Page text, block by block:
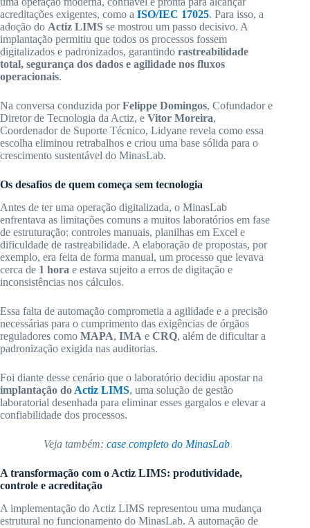
acreditações exigentes, como a ISO/IEC 17025. Para isso, a
adoção do Actiz LIMS se mostrou um passo decisivo. A
implantação permitiu que todos os processos fossem
digitalizados e padronizados, garantindo rastreabilidade
total, segurança dos dados e agilidade nos fluxos
operacionais.
Na conversa conduzida porFelippe Domingos, Cofundador e
Diretor de Tecnologia da Actiz, e Vitor Moreira,
Coordenador de Suporte Técnico, Lidyane revela como essa
escolha eliminou retrabalhos e criou uma base sólida para o
crescimento sustentável do MinasLab.
Os desafios de quem começa sem tecnologia
Antes de ter uma operação digitalizada, o MinasLab
enfrentava as limitações comuns a muitos laboratórios em fase
de estruturação: controles manuais, planilhas em Excel e
dificuldade de rastreabilidade. A elaboração de propostas, por
exemplo, era feita de forma manual, um processo que levava
cerca de 1 hora e estava sujeito a erros de digitação e
inconsistências nos cálculos.
Essa falta de automação comprometia a agilidade e a precisão
necessárias para o cumprimento das exigências de órgãos
reguladores como MAPA, IMA e CRQ, além de dificultar a
padronização exigida nas auditorias.
Foi diante desse cenário que o laboratório decidiu apostar na
implantação do Actiz LIMS, uma solução de gestão
laboratorial desenhada para eliminar esses gargalos e elevar a
confiabilidade dos processos.
Veja também: case completo do MinasLab
A transformação com o Actiz LIMS: produtividade,
controle e acreditação
A implementação do Actiz LIMS representou uma mudança
estrutural no funcionamento do MinasLab. A automação de